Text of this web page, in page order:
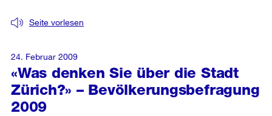
«Was denken Sie über die Stadt
Zürich?» – Bevölkerungsbefragung
2009
Seite vorlesen
24. Februar 2009